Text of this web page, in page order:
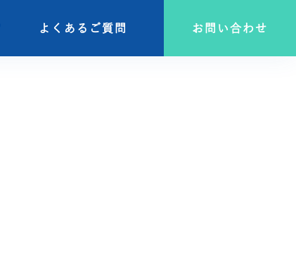
よくあるご質問 お問い合わせ
よくあるご質問 お問い合わせ